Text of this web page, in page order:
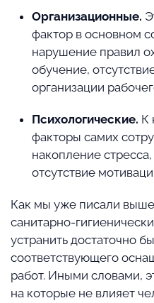
Организационные.
фактор в основном
нарушение правил
обучение,
организации
Психологические. К
факторы самих
накопление
отсутствие
Как мы уже писали
санитарно-
устранить достаточно
соответствующего
работ. Иными словами,
на которые не влияет